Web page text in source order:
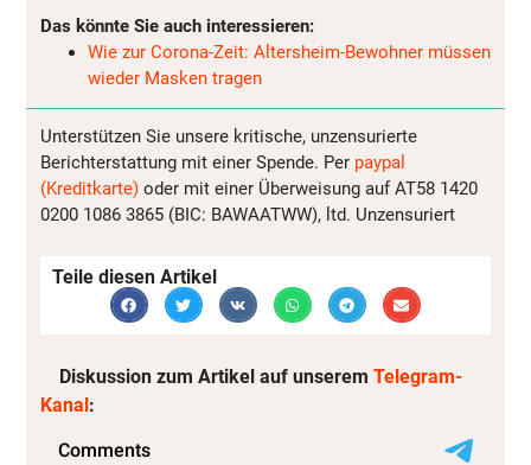
Das könnte Sie auch interessieren:
Wie zur Corona-Zeit: Altersheim-Bewohner müssen
wieder Masken tragen
Unterstützen Sie unsere kritische, unzensurierte
Berichterstattung mit einer Spende. Per paypal
(Kreditkarte) oder mit einer Überweisung auf AT58 1420
0200 1086 3865 (BIC: BAWAATWW), ltd. Unzensuriert
Teile diesen Artikel
Diskussion zum Artikel auf unserem Telegram-
Kanal: